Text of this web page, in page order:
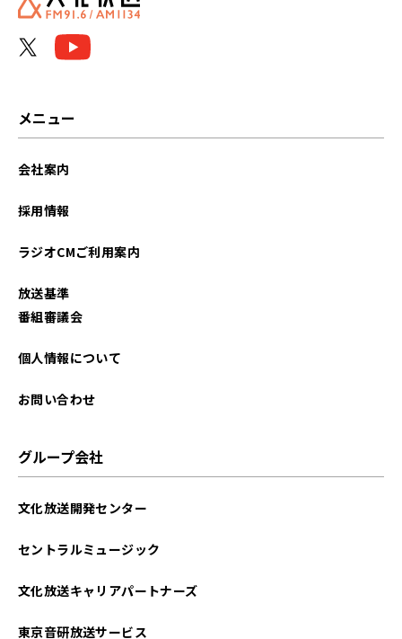
メニュー
会社案内
採用情報
ラジオCMご利用案内
放送基準
番組審議会
個人情報について
お問い合わせ
グループ会社
文化放送開発センター
セントラルミュージック
文化放送キャリアパートナーズ
東京音研放送サービス